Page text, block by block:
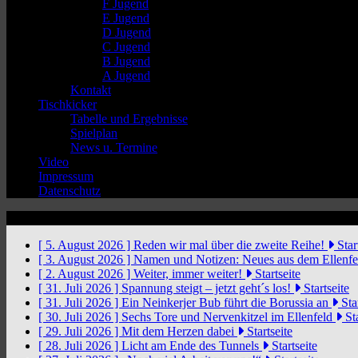
F Jugend
E Jugend
D Jugend
C Jugend
B Jugend
A Jugend
Kontakt
Tischkicker
Tabelle und Ergebnisse
Spielplan
News u. Termine
Video
Impressum
Datenschutz
[ 5. August 2026 ] Reden wir mal über die zweite Reihe!
[ 3. August 2026 ] Namen und Notizen: Neues aus dem
[ 2. August 2026 ] Weiter, immer weiter!
Startseite
[ 31. Juli 2026 ] Spannung steigt – jetzt geht´s los!
Startseite
[ 31. Juli 2026 ] Ein Neinkerjer Bub führt die Borussia an
[ 30. Juli 2026 ] Sechs Tore und Nervenkitzel im Ellenfeld
[ 29. Juli 2026 ] Mit dem Herzen dabei
Startseite
[ 28. Juli 2026 ] Licht am Ende des Tunnels
Startseite